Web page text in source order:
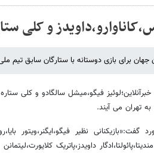
و کلی
جهان برای بازی دوستانه با ستارگان سابق تیم
فیگو،میشل سالگادو و کلی
تهران می آیند.
نظیر فیگو،ایگنر،ویتور
داویدز،پاتریک